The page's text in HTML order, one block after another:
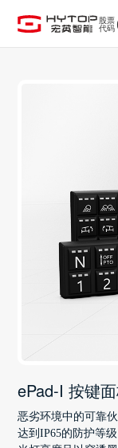
股票
代码
ePad-I 按键
恶劣环境中的可靠
达到IP65的防护等